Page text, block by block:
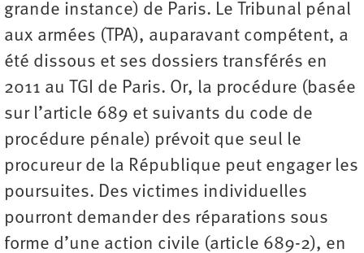
grande instance) de Paris. Le Tribunal pénal
aux armées (TPA), auparavant compétent, a
été dissous et ses dossiers transférés en
2011 au TGI de Paris. Or, la procédure (basée
sur l’article 689 et suivants du code de
procédure pénale) prévoit que seul le
procureur de la République peut engager les
poursuites. Des victimes individuelles
pourront demander des réparations sous
forme d’une action civile (article 689-2), en